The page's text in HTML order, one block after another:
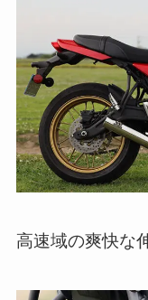
高速域の爽快な